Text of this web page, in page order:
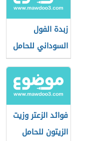
زبدة الفول
السوداني للحامل
فوائد الزعتر وزيت
الزيتون للحامل